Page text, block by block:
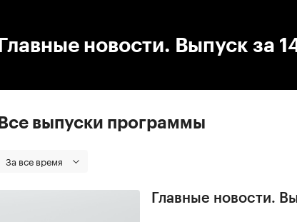
Главные новости. Выпуск за
Все выпуски программы
За все время
Главные новости.